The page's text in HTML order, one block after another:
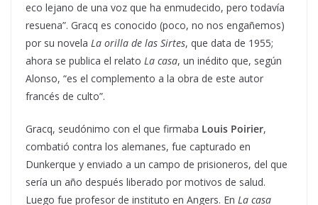
eco lejano de una voz que ha enmudecido, pero todavía
resuena”. Gracq es conocido (poco, no nos engañemos)
por su novela La orilla de las Sirtes, que data de 1955;
ahora se publica el relato La casa, un inédito que, según
Alonso, “es el complemento a la obra de este autor
francés de culto”.
Gracq, seudónimo con el que firmaba Louis Poirier,
combatió contra los alemanes, fue capturado en
Dunkerque y enviado a un campo de prisioneros, del que
sería un año después liberado por motivos de salud.
Luego fue profesor de instituto en Angers. En La casa